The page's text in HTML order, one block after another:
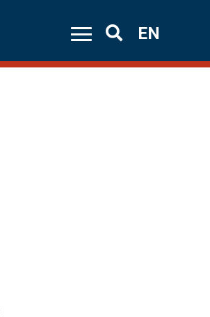
Search
EN